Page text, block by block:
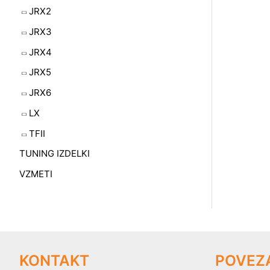
JRX2
JRX3
JRX4
JRX5
JRX6
LX
TFII
TUNING IZDELKI
VZMETI
KONTAKT